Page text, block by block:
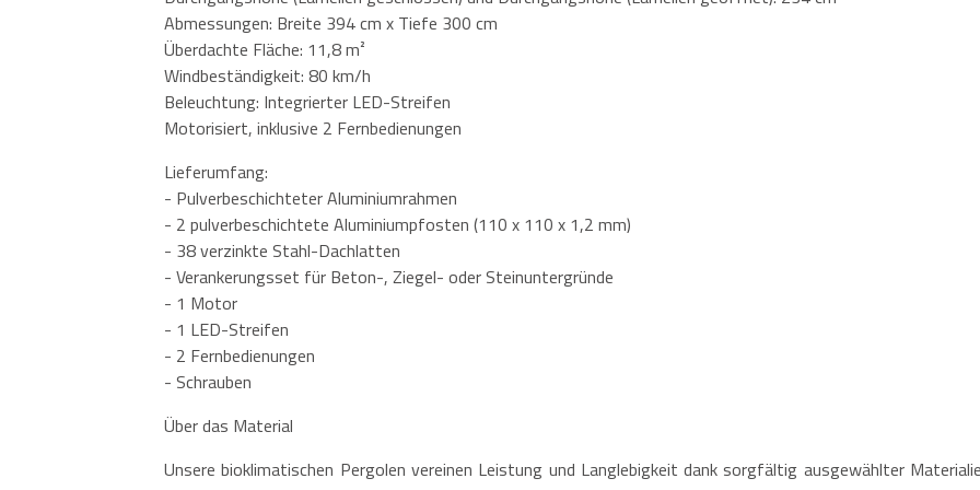
Abmessungen: Breite 394 cm x Tiefe 300 cm
Überdachte Fläche: 11,8 m²
Windbeständigkeit: 80 km/h
Beleuchtung: Integrierter LED-Streifen
Motorisiert, inklusive 2 Fernbedienungen
Lieferumfang:
- Pulverbeschichteter Aluminiumrahmen
- 2 pulverbeschichtete Aluminiumpfosten (110 x 110 x 1,2 mm)
- 38 verzinkte Stahl-Dachlatten
- Verankerungsset für Beton-, Ziegel- oder Steinuntergründe
- 1 Motor
- 1 LED-Streifen
- 2 Fernbedienungen
- Schrauben
Über das Material
Unsere bioklimatischen Pergolen vereinen Leistung und Langlebigkeit dank sorgfältig ausgewählter